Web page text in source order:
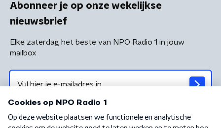
Abonneer je op onze wekelijkse
nieuwsbrief
Elke zaterdag het beste van NPO Radio 1 in jouw
mailbox